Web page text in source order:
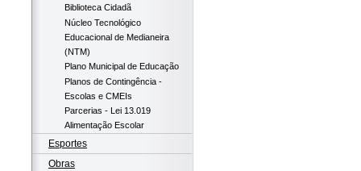
Biblioteca Cidadã
Núcleo Tecnológico
Educacional de Medianeira
(NTM)
Plano Municipal de Educação
Planos de Contingência -
Escolas e CMEIs
Parcerias - Lei 13.019
Alimentação Escolar
Esportes
Obras